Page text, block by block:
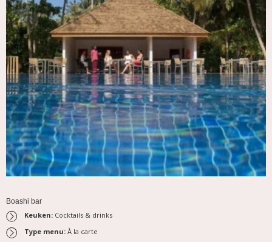
Boashi bar
Keuken: Cocktails & drinks
Type menu: À la carte